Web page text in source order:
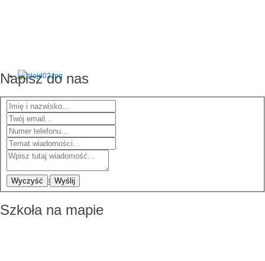
Napisz do nas
Wyczyść Wyślij
Szkoła na mapie